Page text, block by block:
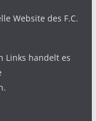
Website des F.C.
Links handelt es